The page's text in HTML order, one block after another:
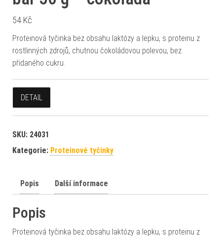
54 Kč
Proteinová tyčinka bez obsahu laktózy a lepku, s proteinu z
rostlinných zdrojů, chutnou čokoládovou polevou, bez
přidaného cukru.
DETAIL
SKU: 24031
Kategorie: Proteinové tyčinky
Popis Další informace
Popis
Proteinová tyčinka bez obsahu laktózy a lepku, s proteinu z